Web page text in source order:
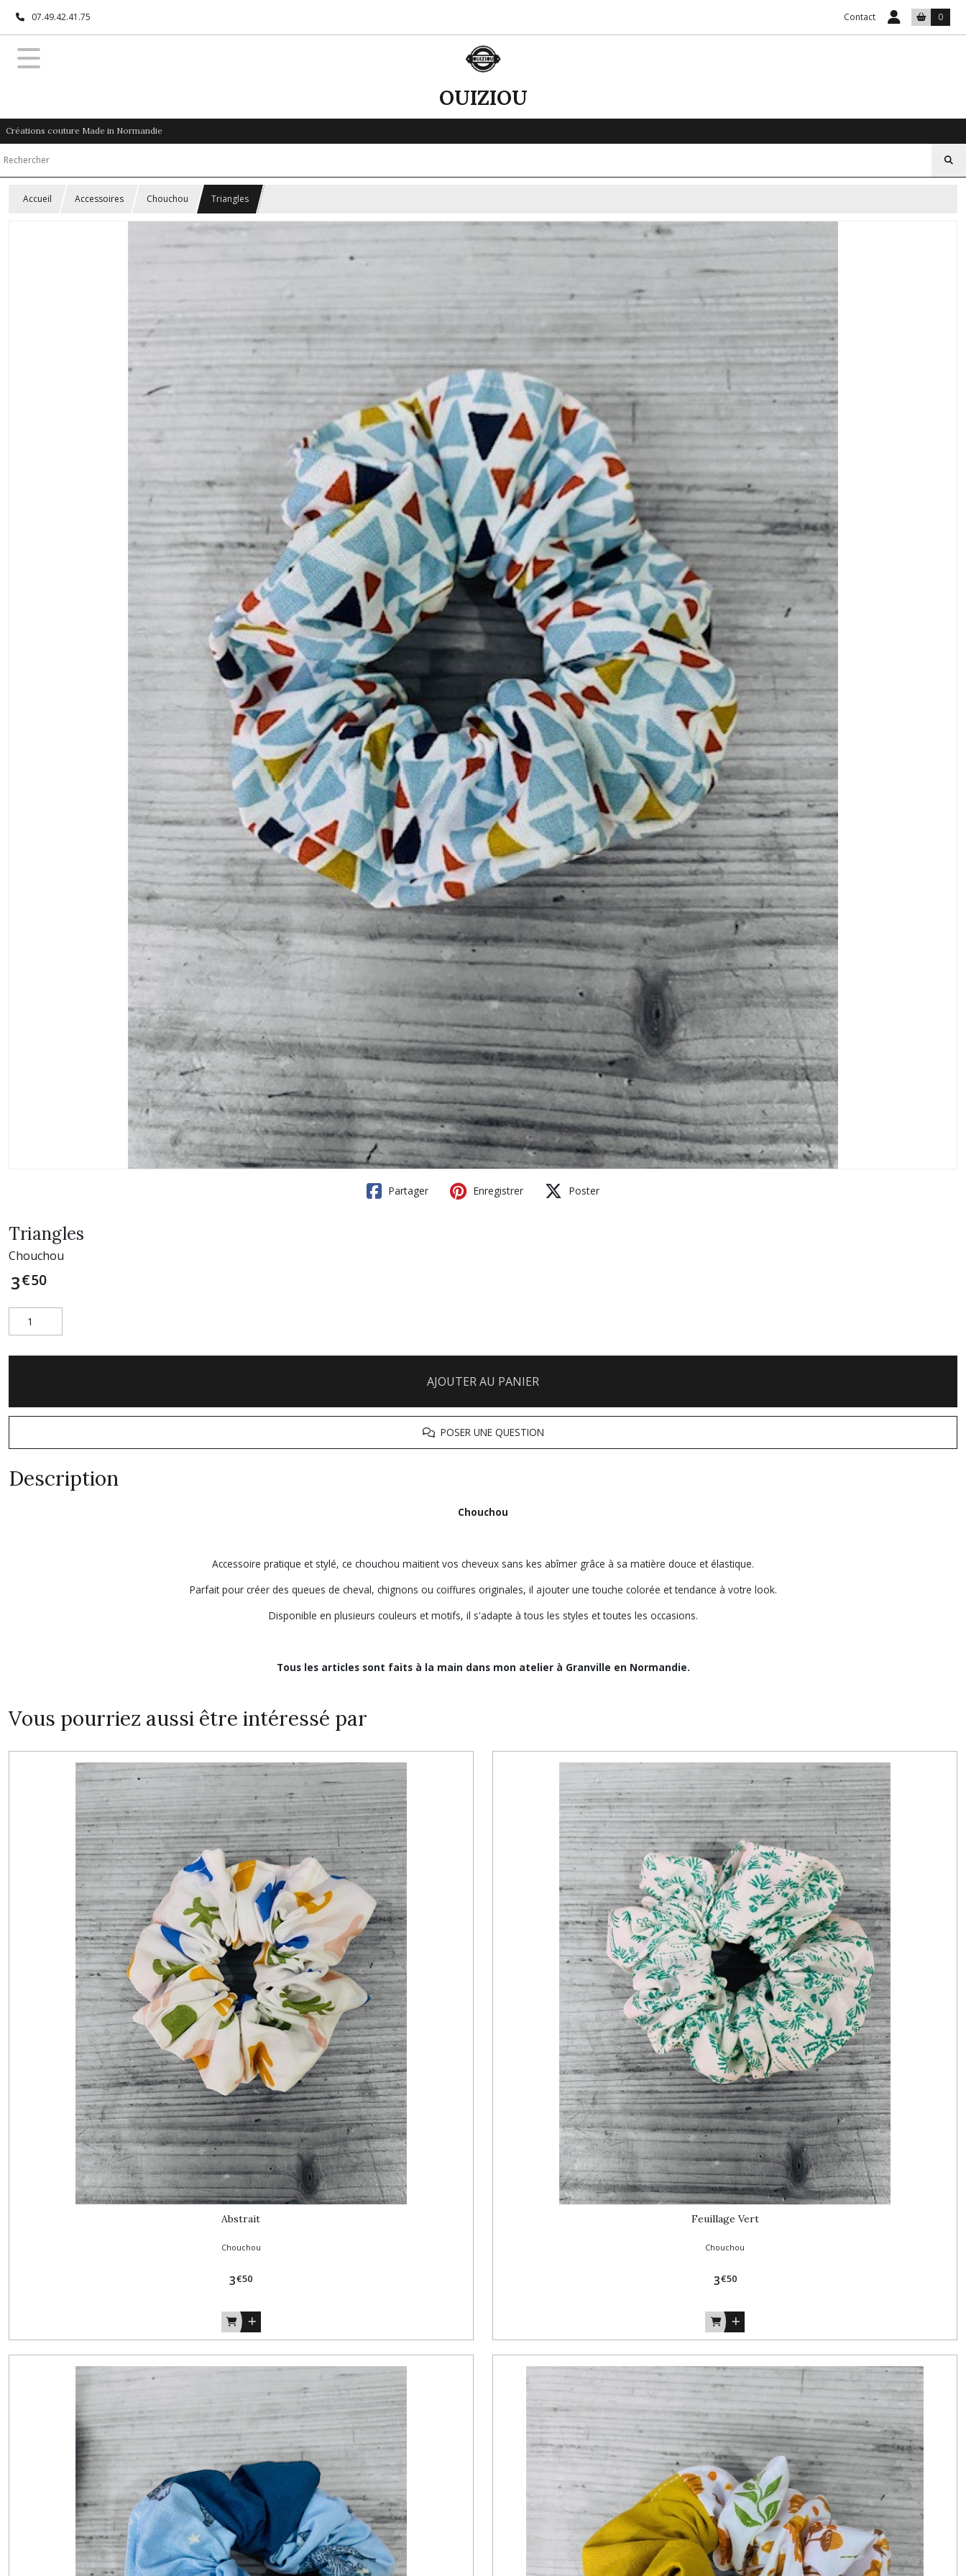
07.49.42.41.75 Contact 0
OUIZIOU
Créations couture Made in Normandie
Accueil Accessoires Chouchou Triangles
Partager Enregistrer Poster
Triangles
Chouchou
3€50
AJOUTER AU PANIER
POSER UNE QUESTION
Description
Chouchou
Accessoire pratique et stylé, ce chouchou maitient vos cheveux sans kes abîmer grâce à sa matière douce et élastique.
Parfait pour créer des queues de cheval, chignons ou coiffures originales, il ajouter une touche colorée et tendance à votre look.
Disponible en plusieurs couleurs et motifs, il s'adapte à tous les styles et toutes les occasions.
Tous les articles sont faits à la main dans mon atelier à Granville en Normandie.
Vous pourriez aussi être intéressé par
Abstrait
Chouchou
3€50
Feuillage Vert
Chouchou
3€50